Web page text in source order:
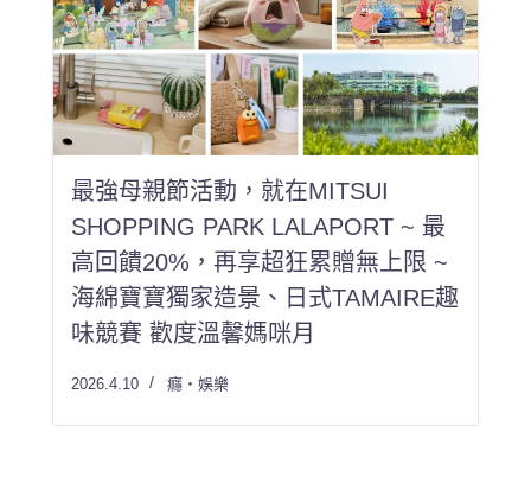
最強母親節活動，就在MITSUI
SHOPPING PARK LALAPORT ~ 最
高回饋20%，再享超狂累贈無上限 ~
海綿寶寶獨家造景、日式TAMAIRE趣
味競賽 歡度溫馨媽咪月
2026.4.10 癮・娛樂